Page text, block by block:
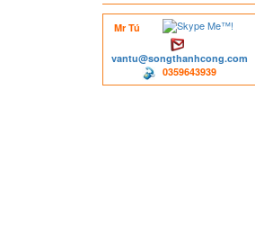
Mr Tú
vantu@songthanhcong.com
0359643939